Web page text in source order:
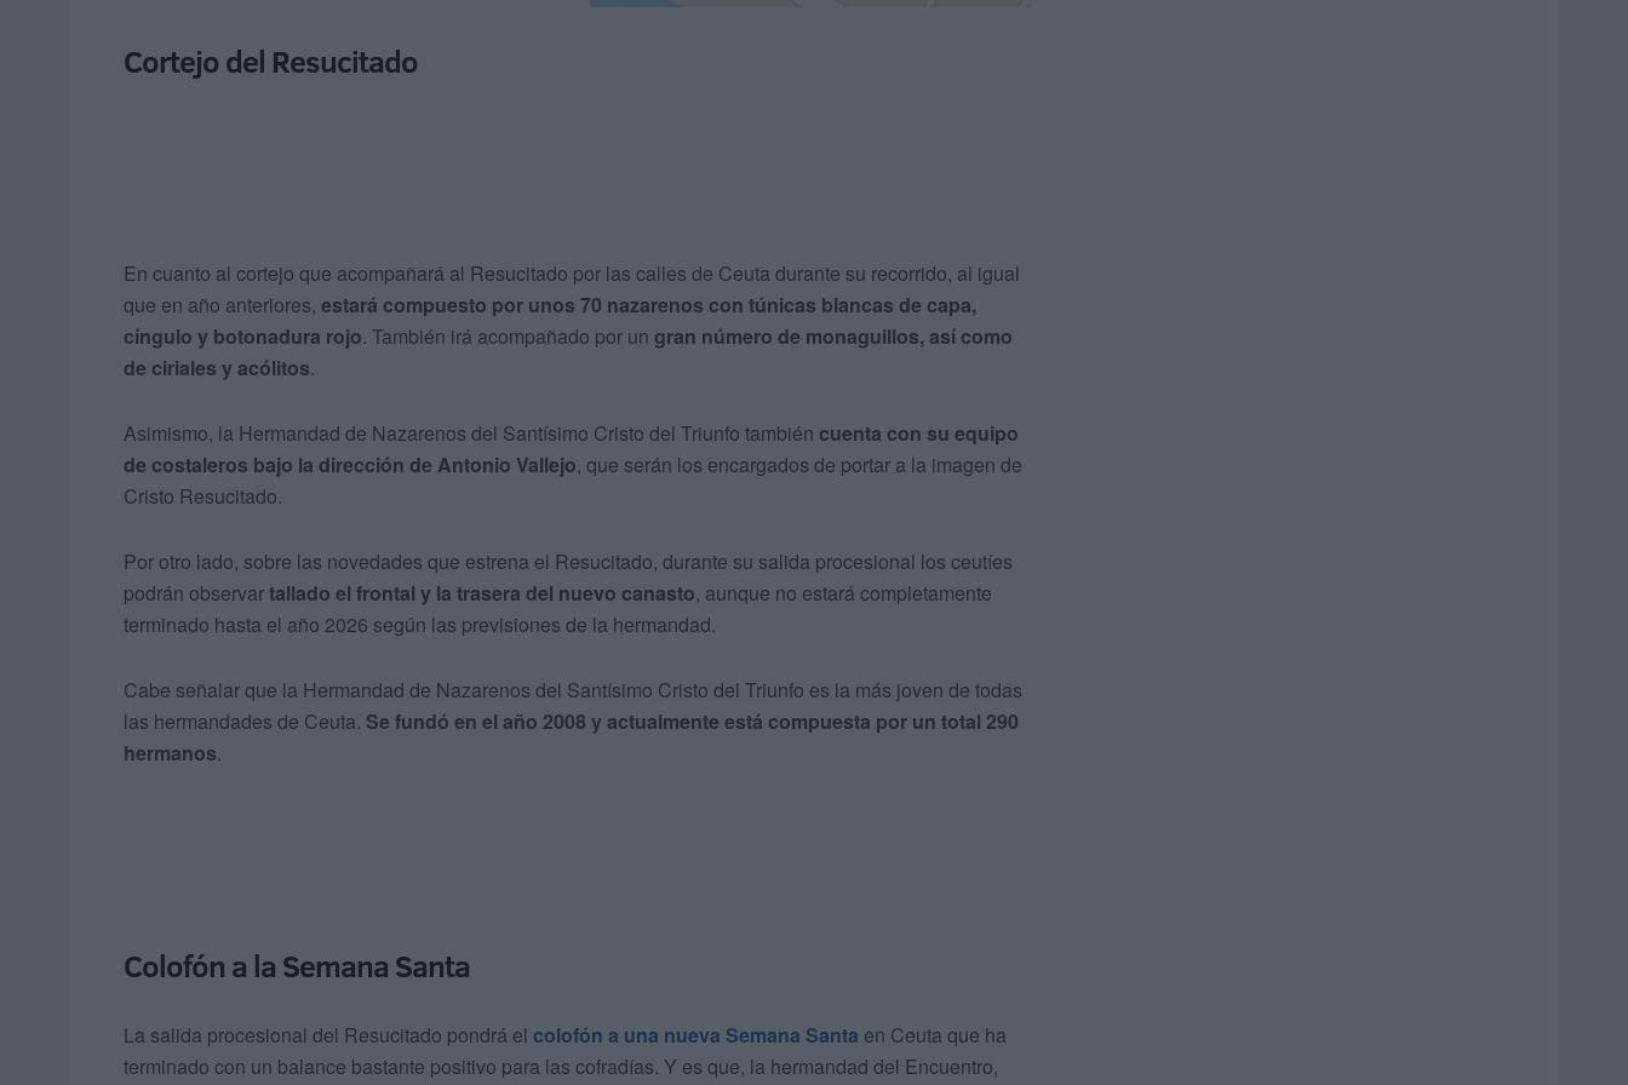
Cortejo del Resucitado
En cuanto al cortejo que acompañará al Resucitado por las calles de Ceuta durante su recorrido, al igual
que en año anteriores, estará compuesto por unos 70 nazarenos con túnicas blancas de capa,
cíngulo y botonadura rojo. También irá acompañado por un gran número de monaguillos, así como
de ciriales y acólitos.
Asimismo, la Hermandad de Nazarenos del Santísimo Cristo del Triunfo también cuenta con su equipo
de costaleros bajo la dirección de Antonio Vallejo, que serán los encargados de portar a la imagen de
Cristo Resucitado.
Por otro lado, sobre las novedades que estrena el Resucitado, durante su salida procesional los ceutíes
podrán observartallado el frontal y la trasera del nuevo canasto, aunque no estará completamente
terminado hasta el año 2026 según las previsiones de la hermandad.
Cabe señalar que la Hermandad de Nazarenos del Santísimo Cristo del Triunfo es la más joven de todas
las hermandades de Ceuta. Se fundó en el año 2008 y actualmente está compuesta por un total 290
hermanos.
Colofón a la Semana Santa
La salida procesional del Resucitado pondrá el colofón a una nueva Semana Santa en Ceuta que ha
terminado con un balance bastante positivo para las cofradías. Y es que, la hermandad del Encuentro,